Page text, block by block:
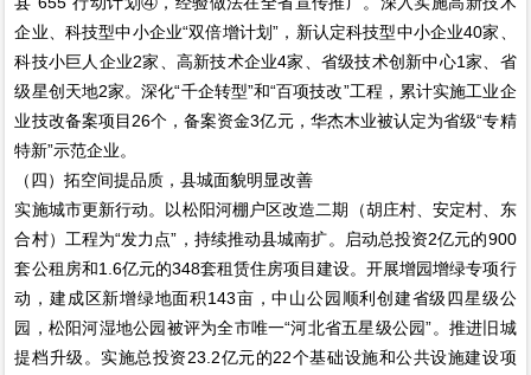
企业、科技型中小企业“双倍增计划”，新认定科技型中小企业40家、
科技小巨人企业2家、高新技术企业4家、省级技术创新中心1家、省
级星创天地2家。深化“千企转型”和“百项技改”工程，累计实施工业企
业技改备案项目26个，备案资金3亿元，华杰木业被认定为省级“专精
特新”示范企业。
（四）拓空间提品质，县城面貌明显改善
实施城市更新行动。以松阳河棚户区改造二期（胡庄村、安定村、东
合村）工程为“发力点”，持续推动县城南扩。启动总投资2亿元的900
套公租房和1.6亿元的348套租赁住房项目建设。开展增园增绿专项行
动，建成区新增绿地面积143亩，中山公园顺利创建省级四星级公
园，松阳河湿地公园被评为全市唯一“河北省五星级公园”。推进旧城
提档升级。实施总投资23.2亿元的22个基础设施和公共设施建设项